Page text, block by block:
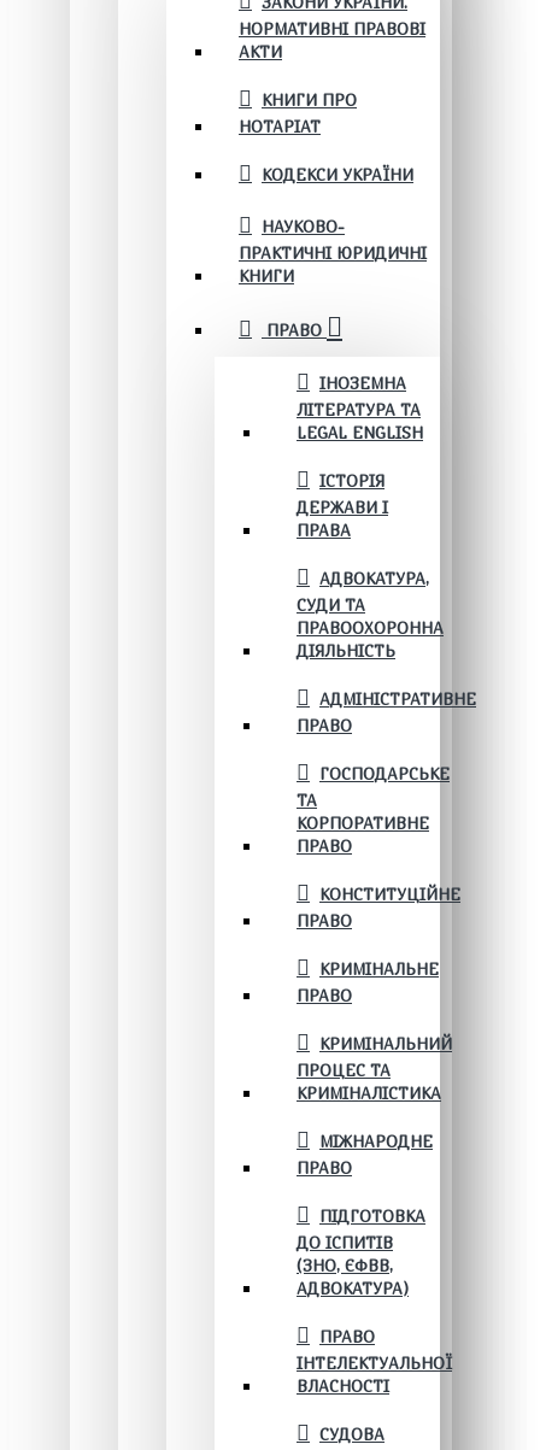
НОРМАТИВНІ ПРАВОВІ
АКТИ
КНИГИ ПРО
НОТАРІАТ
КОДЕКСИ УКРАЇНИ
НАУКОВО-
ПРАКТИЧНІ ЮРИДИЧНІ
КНИГИ
ПРАВО
ІНОЗЕМНА
ЛІТЕРАТУРА ТА
LEGAL ENGLISH
ІСТОРІЯ
ДЕРЖАВИ І
ПРАВА
АДВОКАТУРА,
СУДИ ТА
ПРАВООХОРОННА
ДІЯЛЬНІСТЬ
АДМІНІСТРАТИВНЕ
ПРАВО
ГОСПОДАРСЬКЕ
ТА
КОРПОРАТИВНЕ
ПРАВО
КОНСТИТУЦІЙНЕ
ПРАВО
КРИМІНАЛЬНЕ
ПРАВО
КРИМІНАЛЬНИЙ
ПРОЦЕС ТА
КРИМІНАЛІСТИКА
МІЖНАРОДНЕ
ПРАВО
ПІДГОТОВКА
ДО ІСПИТІВ
(ЗНО, ЄФВВ,
АДВОКАТУРА)
ПРАВО
ІНТЕЛЕКТУАЛЬНОЇ
ВЛАСНОСТІ
СУДОВА